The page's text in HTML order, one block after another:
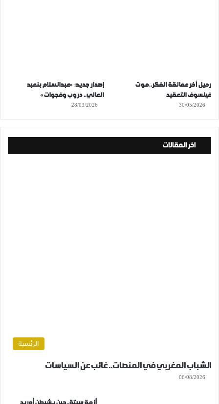
رحيل آخر عمالقة الفكر..موت
فيلسوف التعقيد
30/05/2026
إصدار جديد: «عبدالسلام بنعبد
العالي.. دروب وفجوات»
28/03/2026
اخر المقالات
الرئسية
الشباب المغربي في المنصات.. غائب عن السياسات
06/08/2026